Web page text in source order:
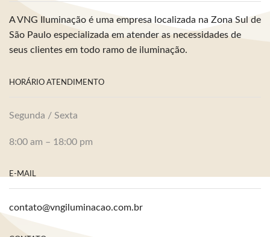
A VNG Iluminação é uma empresa localizada na Zona Sul de
São Paulo especializada em atender as necessidades de
seus clientes em todo ramo de iluminação.
HORÁRIO ATENDIMENTO
Segunda / Sexta
8:00 am – 18:00 pm
E-MAIL
contato@vngiluminacao.com.br